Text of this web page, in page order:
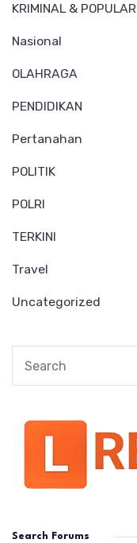
KRIMINAL & POPULAR
Nasional
OLAHRAGA
PENDIDIKAN
Pertanahan
POLITIK
POLRI
TERKINI
Travel
Uncategorized
Search Forums